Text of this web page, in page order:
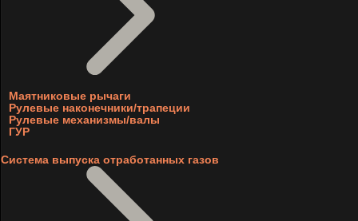
Маятниковые рычаги
Рулевые наконечники/трапеции
Рулевые механизмы/валы
ГУР
Система выпуска отработанных газов